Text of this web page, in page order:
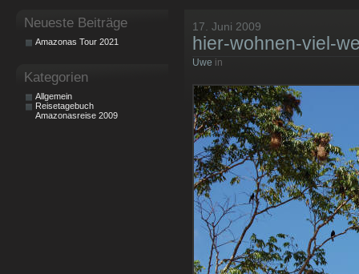
17. Juni 2009
hier-wohnen-viel-
Uwe in
Neueste Beiträge
Amazonas Tour 2021
Kategorien
Allgemein
Reisetagebuch
Amazonasreise 2009